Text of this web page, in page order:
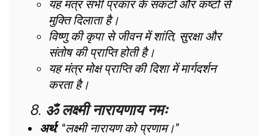
यह मंत्र सभी प्रकार के संकटों और कष्टों से
मुक्ति दिलाता है।
विष्णु की कृपा से जीवन में शांति, सुरक्षा और
संतोष की प्राप्ति होती है।
यह मंत्र मोक्ष प्राप्ति की दिशा में मार्गदर्शन
करता है।
8. ॐ लक्ष्मी नारायणाय नमः
अर्थ: “लक्ष्मी नारायण को प्रणाम।”